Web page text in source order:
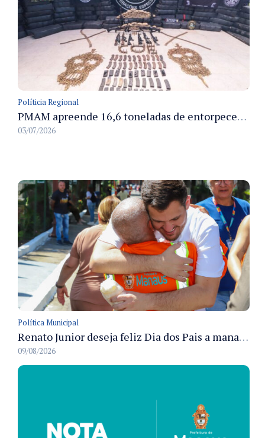
Políticia Regional
PMAM apreende 16,6 toneladas de entorpecentes e registra aumento nas prisões em flagrante e nas capturas de foragidos no primeiro semestre de 2026
03/07/2026
Política Municipal
Renato Junior deseja feliz Dia dos Pais a manauaras e detalha preparo dos cemitérios municipais
09/08/2026